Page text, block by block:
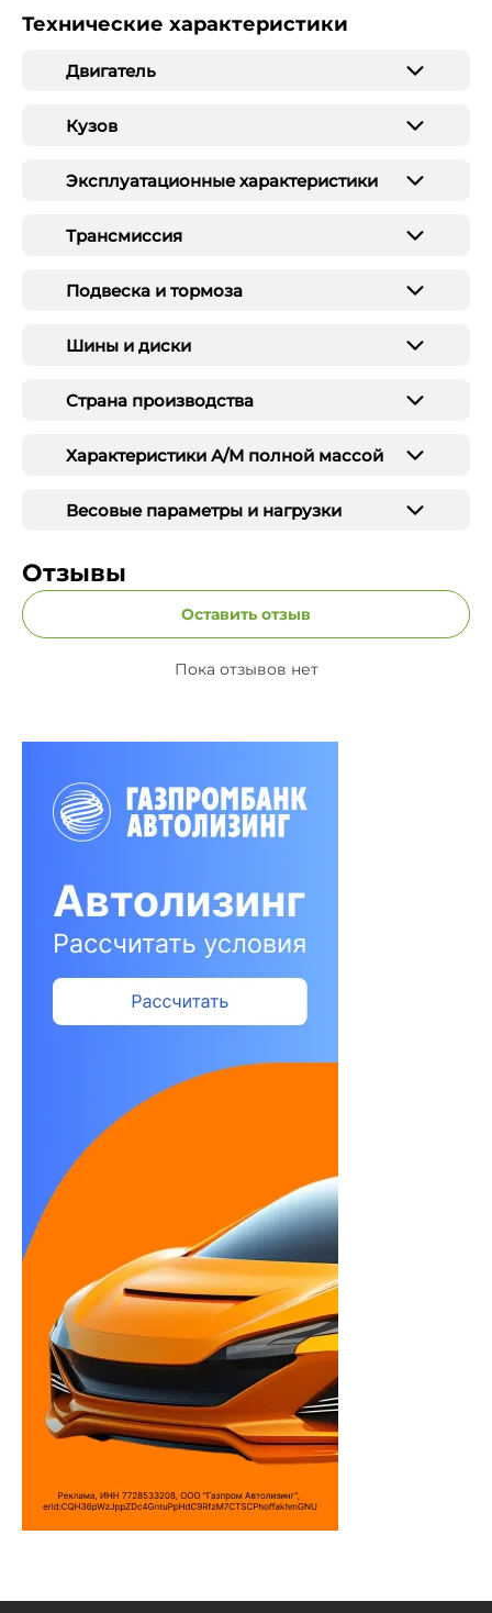
Технические характеристики
Двигатель
Кузов
Эксплуатационные характеристики
Трансмиссия
Подвеска и тормоза
Шины и диски
Страна производства
Характеристики А/М полной массой
Весовые параметры и нагрузки
Отзывы
Оставить отзыв
Пока отзывов нет